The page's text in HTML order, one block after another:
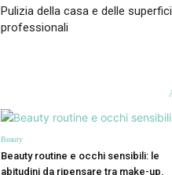
Pulizia della casa e delle
professionali
Beauty
Beauty routine e occhi sensibili: le
abitudini da ripensare tra make-up,